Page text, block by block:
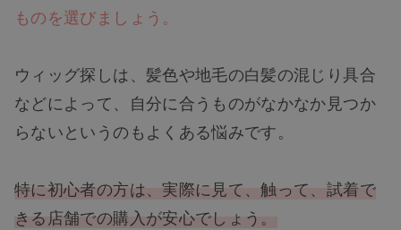
ものを選びましょう。
ウィッグ探しは、髪色や地毛の白髪の混じり具合
などによって、自分に合うものがなかなか見つか
らないというのもよくある悩みです。
特に初心者の方は、実際に見て、触って、試着で
きる店舗での購入が安心でしょう。